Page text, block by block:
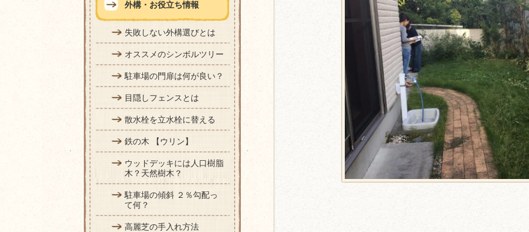
外構・お役立ち情報
失敗しない外構選びとは
オススメのシンボルツリー
駐車場の門扉は何が良い？
目隠しフェンスとは
散水栓を立水栓に替える
鉄の木 【ウリン】
ウッドデッキには人口樹脂
木？天然樹木？
駐車場の傾斜 ２％勾配っ
て何？
高麗芝の手入れ方法